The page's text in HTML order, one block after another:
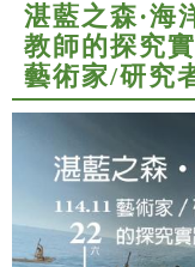
湛藍之森·海
教師的探究
藝術家/研究